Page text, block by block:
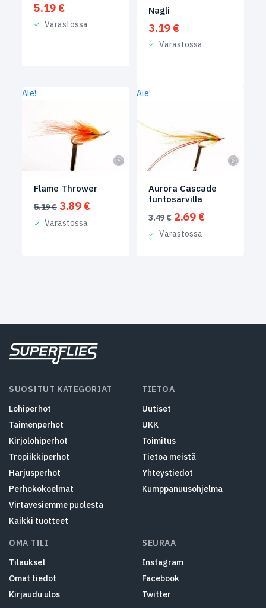
5.19 €
Varastossa
Nagli
3.19 €
Varastossa
Ale!
Flame Thrower
5.19€ Alkuperäinen
hinta
oli:
3.89 €Nykyinen
Varastossa
Ale!
Aurora Cascade
tuntosarvilla
3.49€ Alkuperäinen
hinta
oli:
2.69 €Nykyinen
Varastossa
SUOSITUT KATEGORIAT
Lohiperhot
Taimenperhot
Kirjolohiperhot
Tropiikkiperhot
Harjusperhot
Perhokokoelmat
Virtavesiemme puolesta
Kaikki tuotteet
TIETOA
Uutiset
UKK
Toimitus
Tietoa meistä
Yhteystiedot
Kumppanuusohjelma
OMA TILI
Tilaukset
Omat tiedot
Kirjaudu ulos
SEURAA
Instagram
Facebook
Twitter